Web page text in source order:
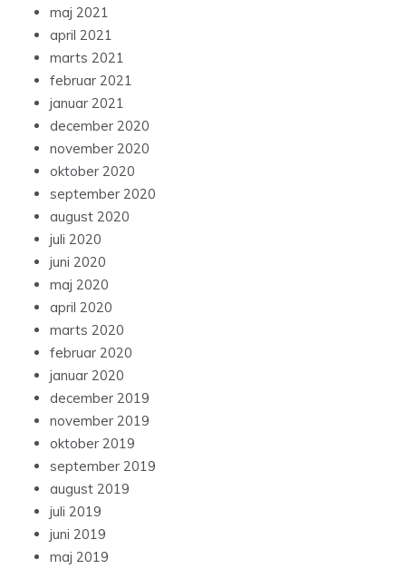
maj 2021
april 2021
marts 2021
februar 2021
januar 2021
december 2020
november 2020
oktober 2020
september 2020
august 2020
juli 2020
juni 2020
maj 2020
april 2020
marts 2020
februar 2020
januar 2020
december 2019
november 2019
oktober 2019
september 2019
august 2019
juli 2019
juni 2019
maj 2019